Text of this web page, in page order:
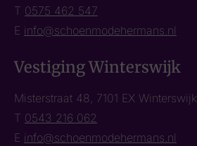
T 0575 462 547
E info@schoenmodehermans.nl
Vestiging Winterswijk
Misterstraat 48, 7101 EX Winterswijk
T 0543 216 062
E info@schoenmodehermans.nl